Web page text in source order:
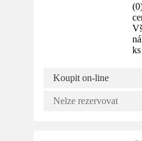
(0
ks
Koupit on-line
Nelze rezervovat